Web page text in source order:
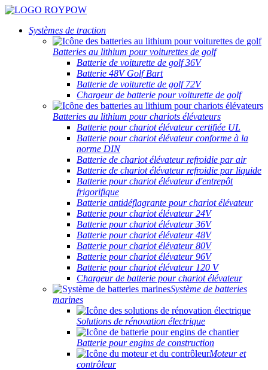
Systèmes de traction
Batteries au lithium pour voiturettes de golf
Batterie de voiturette de golf 36V
Batterie 48V Golf Bart
Batterie de voiturette de golf 72V
Chargeur de batterie pour voiturette de golf
Batteries au lithium pour chariots élévateurs
Batterie pour chariot élévateur certifiée UL
Batterie pour chariot élévateur conforme à la
norme DIN
Batterie de chariot élévateur refroidie par air
Batterie de chariot élévateur refroidie par liquide
Batterie pour chariot élévateur d'entrepôt
frigorifique
Batterie antidéflagrante pour chariot élévateur
Batterie pour chariot élévateur 24V
Batterie pour chariot élévateur 36V
Batterie pour chariot élévateur 48V
Batterie pour chariot élévateur 80V
Batterie pour chariot élévateur 96V
Batterie pour chariot élévateur 120 V
Chargeur de batterie pour chariot élévateur
Système de batteries
marines
Solutions de rénovation électrique
Batterie pour engins de construction
Moteur et
contrôleur